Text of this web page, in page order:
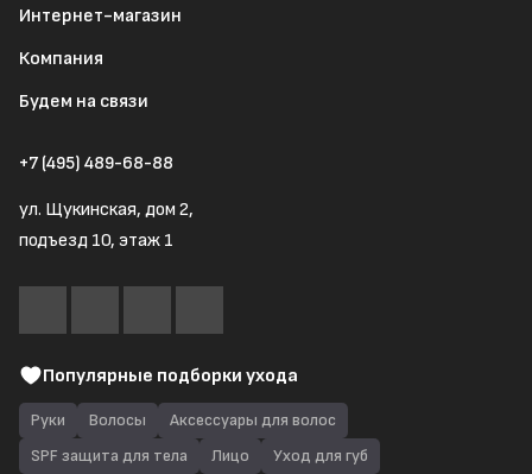
Интернет-магазин
Компания
Будем на связи
+7 (495) 489-68-88
ул. Щукинская, дом 2,
подъезд 10, этаж 1
Популярные подборки ухода
Руки Волосы
Аксессуары для волос
SPF защита для тела
Лицо Уход для губ